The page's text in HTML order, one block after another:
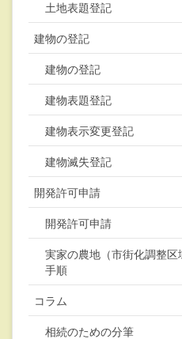
土地表題登記
建物の登記
建物の登記
建物表題登記
建物表示変更登記
建物滅失登記
開発許可申請
開発許可申請
実家の農地（市街化調整
手順
コラム
相続のための分筆